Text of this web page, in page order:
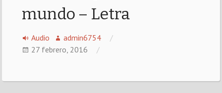
mundo – Letra
Audio
admin6754
27 febrero, 2016